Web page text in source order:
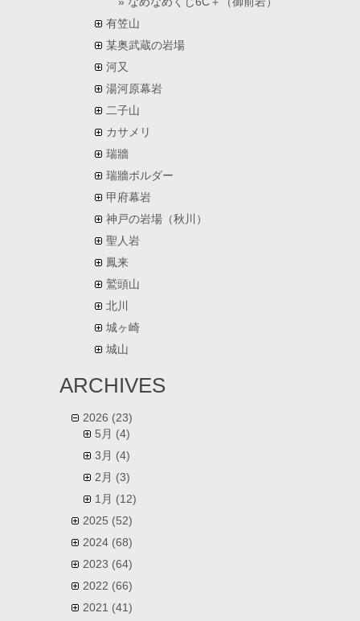
有笠山
某奥武蔵の岩場
河又
湯河原幕岩
二子山
カサメリ
瑞牆
瑞牆ボルダー
甲府幕岩
神戸の岩場（秋川）
聖人岩
鳳来
鷲頭山
北川
城ヶ崎
城山
ARCHIVES
2026 (23)
5月 (4)
3月 (4)
2月 (3)
1月 (12)
2025 (52)
2024 (68)
2023 (64)
2022 (66)
2021 (41)